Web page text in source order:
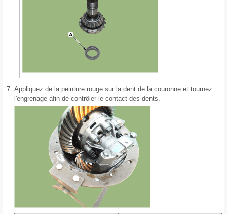
7. Appliquez de la peinture rouge sur la dent de la couronne et tournez
l'engrenage afin de contrôler le contact des dents.